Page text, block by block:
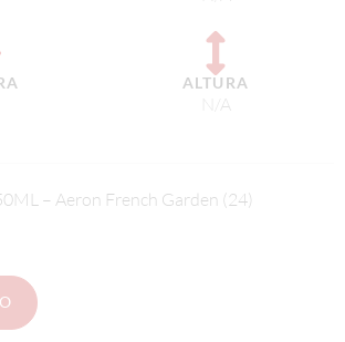
ALTURA
N/A
– Aeron French Garden (24)